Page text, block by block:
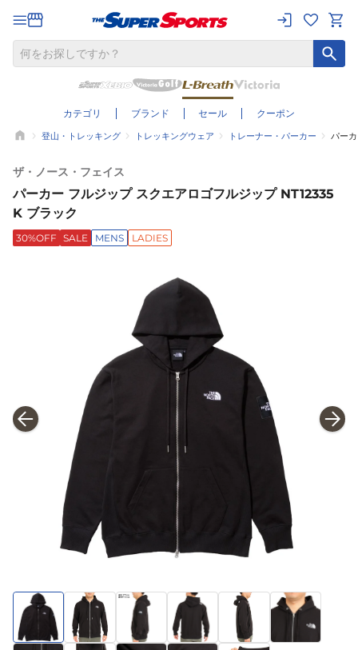
カテゴリ ブランド セール クーポン
登山・トレッキング トレッキングウェア トレーナー・パーカー パー
ザ・ノース・フェイス
パーカー フルジップ スクエアロゴフルジップ NT12335
K ブラック
30%OFF SALE MENS LADIES